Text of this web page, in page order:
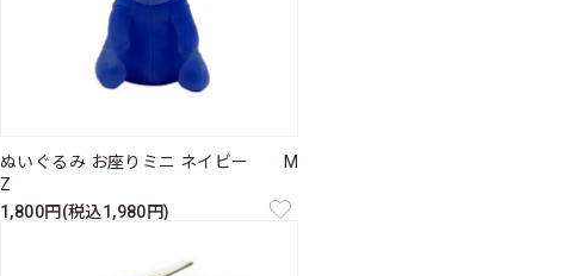
ぬいぐるみ お座りミニ ネイビー M
Z
1,800円(税込1,980円)